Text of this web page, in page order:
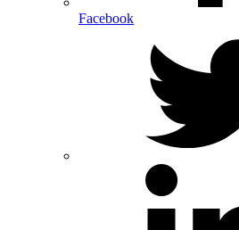
Facebook